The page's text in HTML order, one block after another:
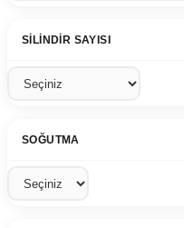
SILINDIR SAYISI
SOĞUTMA